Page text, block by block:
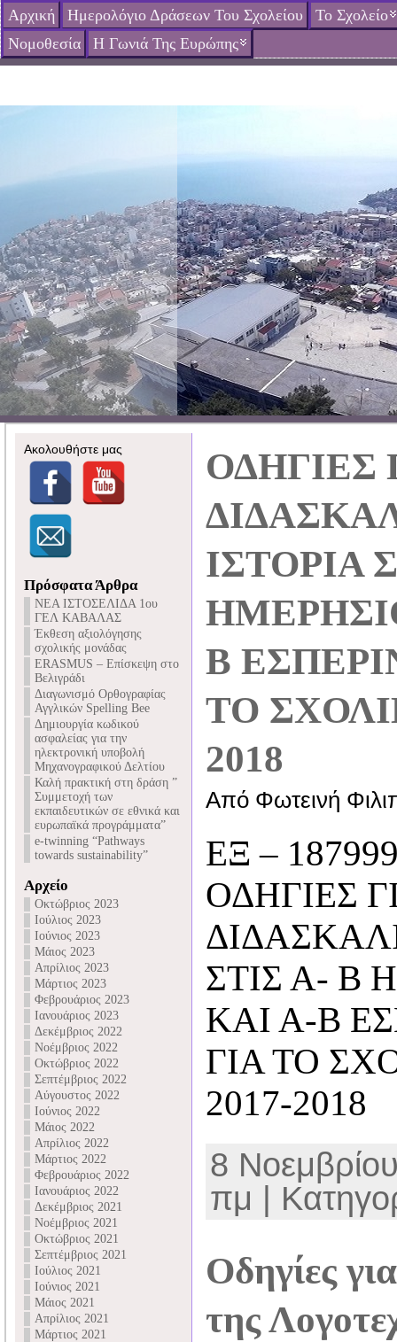
Αρχική Ημερολόγιο Δράσεων Του Σχολείου
Το Σχολείο
Νομοθεσία
Η Γωνιά Της Ευρώπης
Ακολουθήστε μας
Πρόσφατα Άρθρα
NEA ΙΣΤΟΣΕΛΙΔΑ 1ου
ΓΕΛ ΚΑΒΑΛΑΣ
Έκθεση αξιολόγησης
σχολικής μονάδας
ERASMUS – Επίσκεψη στο
Βελιγράδι
Διαγωνισμό Ορθογραφίας
Αγγλικών Spelling Bee
Δημιουργία κωδικού
ασφαλείας για την
ηλεκτρονική υποβολή
Μηχανογραφικού Δελτίου
Καλή πρακτική στη δράση ”
Συμμετοχή των
εκπαιδευτικών σε εθνικά και
ευρωπαϊκά προγράμματα”
e-twinning “Pathways
towards sustainability”
Αρχείο
Οκτώβριος 2023
Ιούλιος 2023
Ιούνιος 2023
Μάιος 2023
Απρίλιος 2023
Μάρτιος 2023
Φεβρουάριος 2023
Ιανουάριος 2023
Δεκέμβριος 2022
Νοέμβριος 2022
Οκτώβριος 2022
Σεπτέμβριος 2022
Αύγουστος 2022
Ιούνιος 2022
Μάιος 2022
Απρίλιος 2022
Μάρτιος 2022
Φεβρουάριος 2022
Ιανουάριος 2022
Δεκέμβριος 2021
Νοέμβριος 2021
Οκτώβριος 2021
Σεπτέμβριος 2021
Ιούλιος 2021
Ιούνιος 2021
Μάιος 2021
Απρίλιος 2021
Μάρτιος 2021
ΟΔΗΓΙΕΣ
ΙΣΤΟΡΙΑ
Β
ΤΟ
2018
Από Φωτεινή
ΕΞ –
ΟΔΗΓΙΕΣ
ΣΤΙΣ Α- Β
ΚΑΙ Α-Β
ΓΙΑ ΤΟ
2017-2018
8
πμ |
Οδηγίες
της